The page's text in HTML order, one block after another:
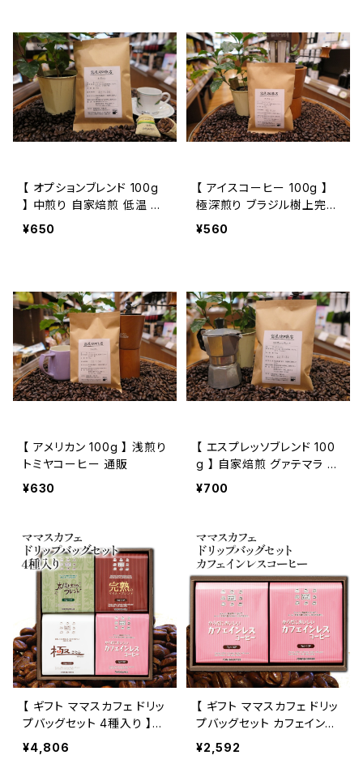
【 オプションブレンド 100g
】 中煎り 自家焙煎 低温 ブ
ラジル グァテマラ エチオピ
¥650
【 アイスコーヒー 100g 】
極深煎り ブラジル樹上完熟
豆 ブラジル エルサルバドル
¥560
【 アメリカン 100g 】 浅煎り
トミヤコーヒー 通販
¥630
【 エスプレッソブレンド 100
g 】 自家焙煎 グァテマラ ブ
ラジル トミヤコーヒー 通
¥700
【 ギフト ママスカフェ ドリッ
プバッグセット 4種入り 】
贈答箱 富屋珈琲店 自家焙
煎 お取り寄せ トミヤコーヒ
¥4,806
【 ギフト ママスカフェ ドリッ
プバッグセット カフェインレ
スコーヒー 】 贈答箱 富屋
珈琲店 自家焙煎 お取り寄
¥2,592